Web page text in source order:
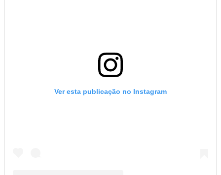
Ver esta publicação no Instagram